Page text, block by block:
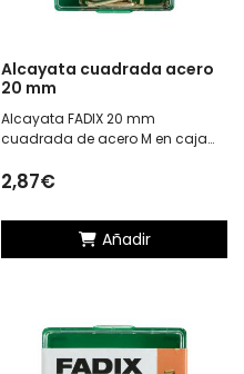
Alcayata cuadrada acero
20 mm
Alcayata FADIX 20 mm
cuadrada de acero M en caja
2,87€
Añadir